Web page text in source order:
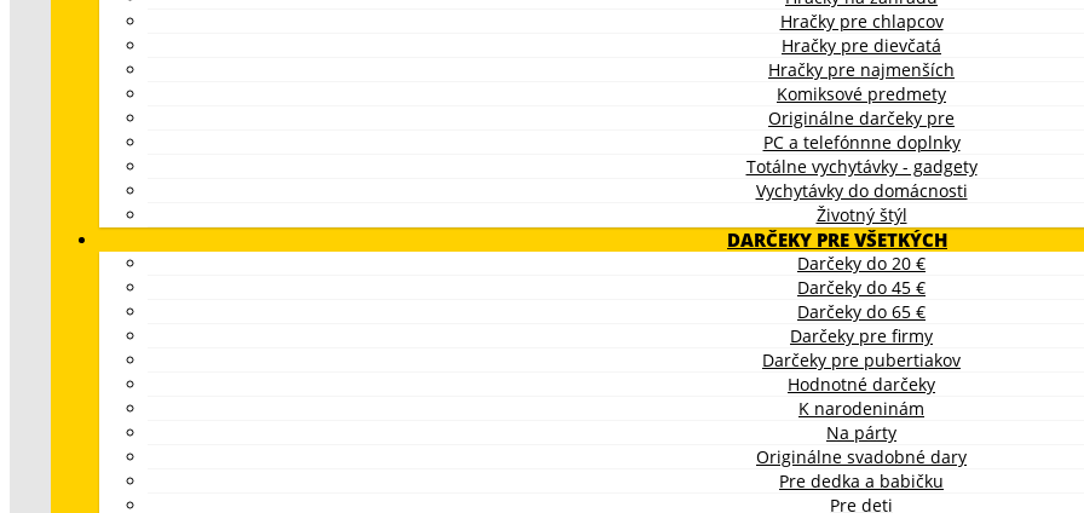
Hračky pre chlapcov
Hračky pre dievčatá
Hračky pre najmenších
Komiksové predmety
Originálne darčeky pre
PC a telefónnne doplnky
Totálne vychytávky - gadgety
Vychytávky do domácnosti
Životný štýl
DARČEKY PRE VŠETKÝCH
Darčeky do 20 €
Darčeky do 45 €
Darčeky do 65 €
Darčeky pre firmy
Darčeky pre pubertiakov
Hodnotné darčeky
K narodeninám
Na párty
Originálne svadobné dary
Pre dedka a babičku
Pre deti